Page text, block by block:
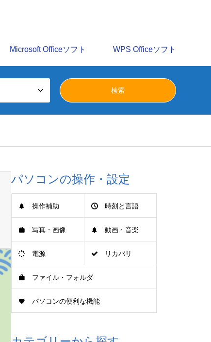
Microsoft Officeソフト WPS Officeソフト
パソコンの操作・設定
操作補助 時刻と言語
写真・画像 動画・音楽
電源 リカバリ
ファイル・フォルダ
パソコンの便利な機能